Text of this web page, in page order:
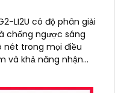
LI2U có độ phân giải
chống ngược sáng
nét trong mọi điều